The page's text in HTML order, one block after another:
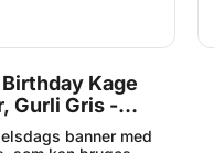
Kage
Gurli Gris -
banner med